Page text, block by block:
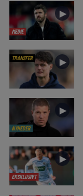
MEDIE
►
TRANSFER ►
NYHEDER
►
EKSKLUSIVT
►